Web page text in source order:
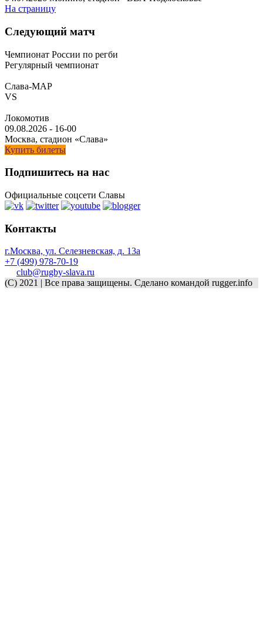
На страницу
Следующий матч
Чемпионат России по регби
Регулярный чемпионат
Слава-МАР
VS
Локомотив
09.08.2026 - 16-00
Москва, стадион «Слава»
Купить билеты
Подпишитесь на нас
Официальные соцсети Славы
Контакты
г.Москва, ул. Селезневская, д. 13a
+7 (499) 978-70-19
club@rugby-slava.ru
(C) 2021 | Все права защищены. Сделано командой rugger.info